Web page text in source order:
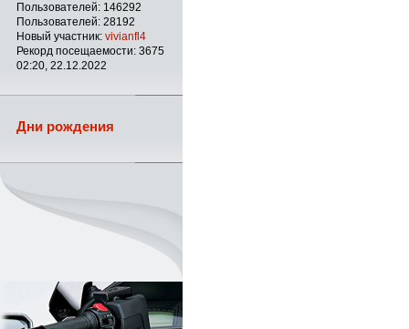
Пользователей: 146292
Пользователей: 28192
Новый участник: vivianfl4
Рекорд посещаемости: 3675
02:20, 22.12.2022
Дни рождения